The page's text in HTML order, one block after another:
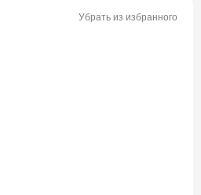
Убрать из избранного